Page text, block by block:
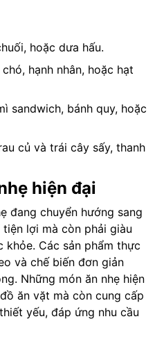
hoặc dưa hấu.
hạnh nhân, hoặc hạt
sandwich, bánh quy, hoặc
củ và trái cây sấy, thanh
hiện đại
đang chuyển hướng sang
lợi mà còn phải giàu
Các sản phẩm thực
và chế biến đơn giản
Những món ăn nhẹ hiện
ăn vặt mà còn cung cấp
yếu, đáp ứng nhu cầu